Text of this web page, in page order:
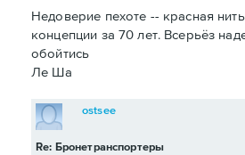
Недоверие пехоте -- красная
концепции за 70 лет. Всерьёз
обойтись
Ле Ша
Re: Бронетранспортеры
ostsee